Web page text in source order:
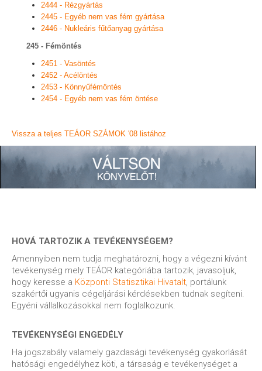
2444 - Rézgyártás
2445 - Egyéb nem vas fém gyártása
2446 - Nukleáris fűtőanyag gyártása
245 - Fémöntés
2451 - Vasöntés
2452 - Acélöntés
2453 - Könnyűfémöntés
2454 - Egyéb nem vas fém öntése
Vissza a teljes TEÁOR SZÁMOK '08 listához
HOVÁ TARTOZIK A TEVÉKENYSÉGEM?
Amennyiben nem tudja meghatározni, hogy a végezni kívánt
tevékenység mely TEÁOR kategóriába tartozik, javasoljuk,
hogy keresse a Központi Statisztikai Hivatalt , portálunk
szakértői ugyanis cégeljárási kérdésekben tudnak segíteni.
Egyéni vállalkozásokkal nem foglalkozunk.
TEVÉKENYSÉGI ENGEDÉLY
Ha jogszabály valamely gazdasági tevékenység gyakorlását
hatósági engedélyhez köti, a társaság e tevékenységet a